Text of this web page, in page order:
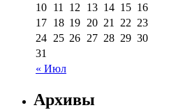
« Июл
10 11 12 13 14 15 16
17 18 19 20 21 22 23
24 25 26 27 28 29 30
31
Архивы